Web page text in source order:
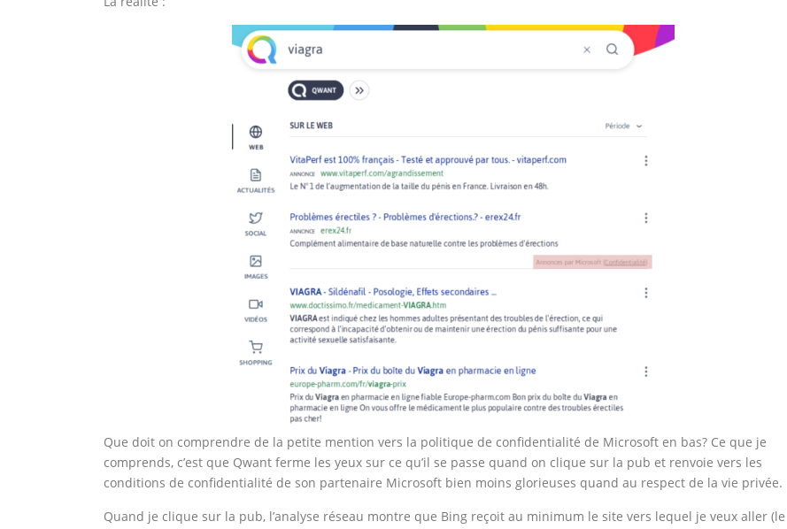
Que doit on comprendre de la petite mention vers la politique de confidentialité de Microsoft en bas? Ce que je
comprends, c’est que Qwant ferme les yeux sur ce qu’il se passe quand on clique sur la pub et renvoie vers les
conditions de confidentialité de son partenaire Microsoft bien moins glorieuses quand au respect de la vie privée.
Quand je clique sur la pub, l’analyse réseau montre que Bing reçoit au minimum le site vers lequel je veux aller (le